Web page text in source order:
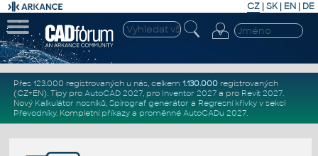
CZ | SK| EN | DE
Přes 123.000 registrovaných u nás, celkem 1.130.000registrovaných
(CZ+EN). Tipy pro AutoCAD 2027, pro Inventor 2027a pro Revit 2027.
Nový Kalkulátor nosníků, Spirograf generátor a Regresní křivkyv sekci
Převodníky. Kompletní příkazya proměnné AutoCADu 2027.